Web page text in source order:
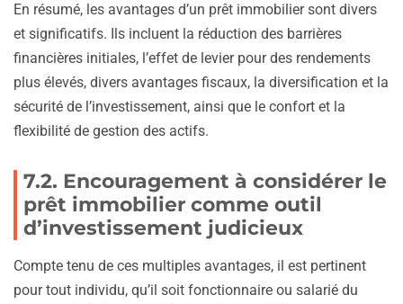
En résumé, les avantages d’un prêt immobilier sont divers
et significatifs. Ils incluent la réduction des barrières
financières initiales, l’effet de levier pour des rendements
plus élevés, divers avantages fiscaux, la diversification et la
sécurité de l’investissement, ainsi que le confort et la
flexibilité de gestion des actifs.
7.2. Encouragement à considérer le
prêt immobilier comme outil
d’investissement judicieux
Compte tenu de ces multiples avantages, il est pertinent
pour tout individu, qu’il soit fonctionnaire ou salarié du